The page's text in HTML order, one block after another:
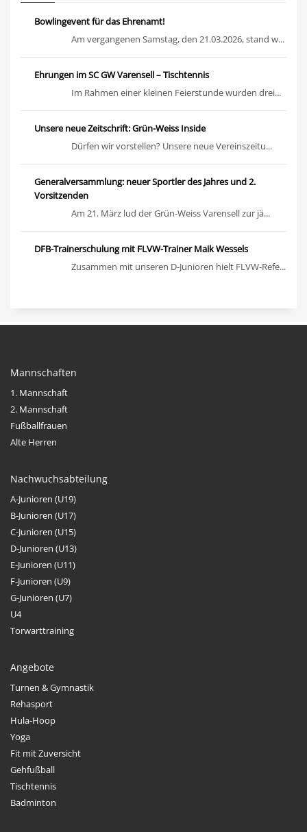
Bowlingevent für das Ehrenamt!
Am vergangenen Samstag, den 21.03.2026, stand w...
Ehrungen im SC GW Varensell – Tischtennis
Im Rahmen einer kleinen Feierstunde wurden drei...
Unsere neue Zeitschrift: Grün-Weiss Inside
Dürfen wir vorstellen? Unsere neue Vereinszeitu...
Generalversammlung: neuer Sportler des Jahres und 2.
Vorsitzenden
Am 21. März lud der Grün-Weiss Varensell zur jä...
DFB-Trainerschulung mit FLVW-Trainer Maik Wessels
Zusammen mit unseren D-Junioren hielt FLVW-Refe...
Mannschaften
1. Mannschaft
2. Mannschaft
Fußballfrauen
Alte Herren
Nachwuchsabteilung
A-Junioren (U19)
B-Junioren (U17)
C-Junioren (U15)
D-Junioren (U13)
E-Junioren (U11)
F-Junioren (U9)
G-Junioren (U7)
U4
Torwarttraining
Angebote
Turnen & Gymnastik
Rehasport
Hula-Hoop
Yoga
Fit mit Zuversicht
Gehfußball
Tischtennis
Badminton